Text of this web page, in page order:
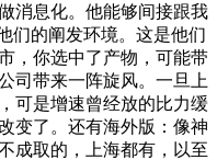
消息化。他能够间接跟我
们的阐发环境。这是他们
，你选中了产物，可能带
司带来一阵旋风。一旦上
可是增速曾经放的比力缓
变了。还有海外版：像神
成取的，上海都有，以至